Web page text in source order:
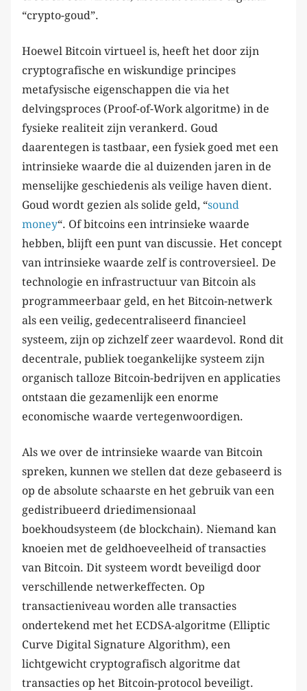
“crypto-goud”.
Hoewel Bitcoin virtueel is, heeft het door zijn
cryptografische en wiskundige principes
metafysische eigenschappen die via het
delvingsproces (Proof-of-Work algoritme) in de
fysieke realiteit zijn verankerd. Goud
daarentegen is tastbaar, een fysiek goed met een
intrinsieke waarde die al duizenden jaren in de
menselijke geschiedenis als veilige haven dient.
Goud wordt gezien als solide geld, “sound
money“. Of bitcoins een intrinsieke waarde
hebben, blijft een punt van discussie. Het concept
van intrinsieke waarde zelf is controversieel. De
technologie en infrastructuur van Bitcoin als
programmeerbaar geld, en het Bitcoin-netwerk
als een veilig, gedecentraliseerd financieel
systeem, zijn op zichzelf zeer waardevol. Rond dit
decentrale, publiek toegankelijke systeem zijn
organisch talloze Bitcoin-bedrijven en applicaties
ontstaan die gezamenlijk een enorme
economische waarde vertegenwoordigen.
Als we over de intrinsieke waarde van Bitcoin
spreken, kunnen we stellen dat deze gebaseerd is
op de absolute schaarste en het gebruik van een
gedistribueerd driedimensionaal
boekhoudsysteem (de blockchain). Niemand kan
knoeien met de geldhoeveelheid of transacties
van Bitcoin. Dit systeem wordt beveiligd door
verschillende netwerkeffecten. Op
transactieniveau worden alle transacties
ondertekend met het ECDSA-algoritme (Elliptic
Curve Digital Signature Algorithm), een
lichtgewicht cryptografisch algoritme dat
transacties op het Bitcoin-protocol beveiligt.